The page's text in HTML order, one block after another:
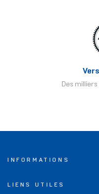
Des milliers
INFORMATIONS
LIENS UTILES